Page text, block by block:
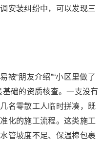
安装纠纷中，可以发现三
被“朋友介绍”“小区里做了
础的资质核查。一支没有
名零散工人临时拼凑，既
化的施工流程。这类施工
管坡度不足、保温棉包裹